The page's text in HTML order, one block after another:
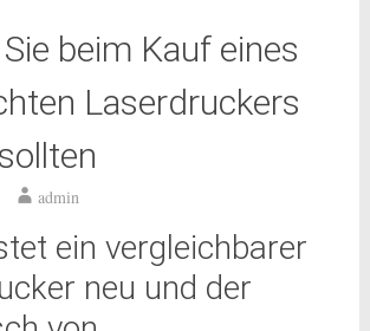
beim Kauf eines
Laserdruckers
admin
ein vergleichbarer
neu und der